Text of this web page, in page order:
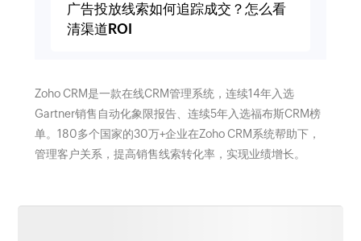
广告投放线索如何追踪成交？怎么看
清渠道ROI
Zoho CRM是一款在线CRM管理系统，连续14年入选
Gartner销售自动化象限报告、连续5年入选福布斯CRM榜
单。180多个国家的30万+企业在Zoho CRM系统帮助下，
管理客户关系，提高销售线索转化率，实现业绩增长。